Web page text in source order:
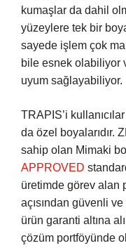
kumaşlar da dahil
yüzeylere tek bir
sayede işlem çok
bile esnek olabiliyor
uyum sağlayabiliyor.
TRAPIS’i
da özel boyalarıdır.
sahip olan Mimaki
APPROVED
üretimde görev alan
açısından güvenli
ürün garanti altına
çözüm portföyünde